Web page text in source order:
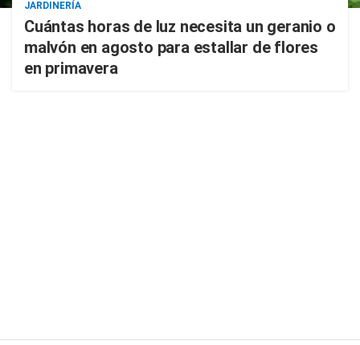
JARDINERÍA
Cuántas horas de luz necesita un geranio o
malvón en agosto para estallar de flores
en primavera